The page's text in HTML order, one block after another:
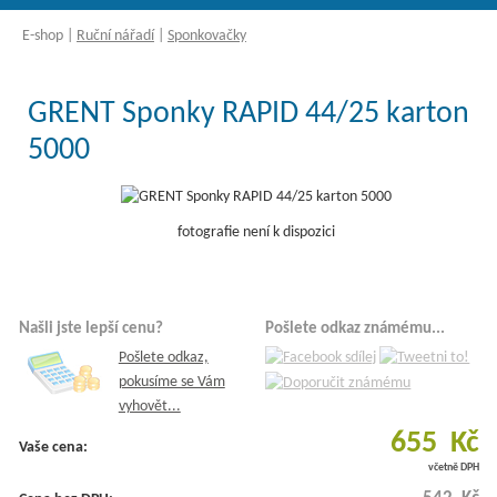
E-shop Ruční nářadí Sponkovačky
GRENT Sponky RAPID 44/25 karton
5000
fotografie není k dispozici
Našli jste lepší cenu?
Pošlete odkaz,
pokusíme se Vám
vyhovět...
Pošlete odkaz známému...
Vaše cena: 655 Kč
včetně DPH